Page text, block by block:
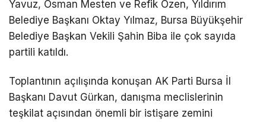
Yavuz, Osman Mesten ve Refik Özen, Yıldırım
Belediye Başkanı Oktay Yılmaz, Bursa Büyükşehir
Belediye Başkan Vekili Şahin Biba ile çok sayıda
partili katıldı.
Toplantının açılışında konuşan AK Parti Bursa İl
Başkanı Davut Gürkan, danışma meclislerinin
teşkilat açısından önemli bir istişare zemini